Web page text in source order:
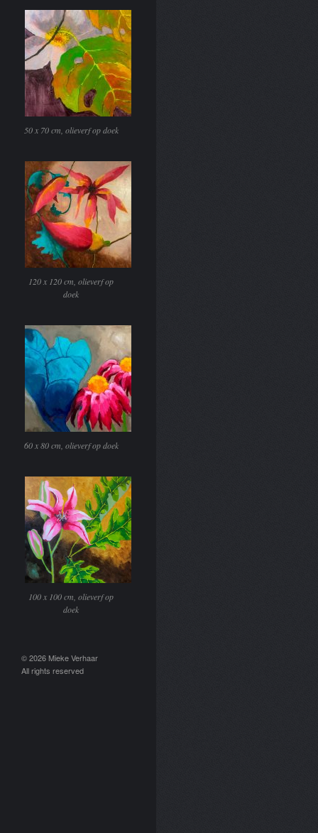
50 x 70 cm, olieverf op doek
120 x 120 cm, olieverf op
doek
60 x 80 cm, olieverf op doek
100 x 100 cm, olieverf op
doek
© 2026 Mieke Verhaar
All rights reserved